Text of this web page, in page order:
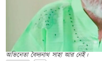
অভিনেতা বৈদ্যনাথ সাহা আর নেই।